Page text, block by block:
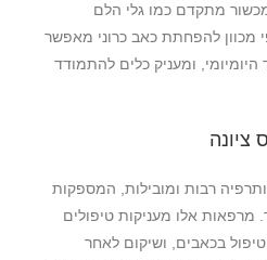
מתקדם כמו גלי הלם
מכוון להפחתת כאב כרוני מאפשר
ומעניק כלים להתמודד
ציונה
רבות ומובילות, המספקות
מרפאות אלו מעניקות טיפולים
בכאבים, ושיקום לאחר